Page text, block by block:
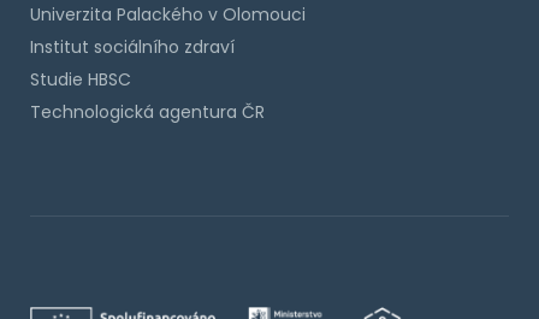
Univerzita Palackého v Olomouci
Institut sociálního zdraví
Studie HBSC
Technologická agentura ČR